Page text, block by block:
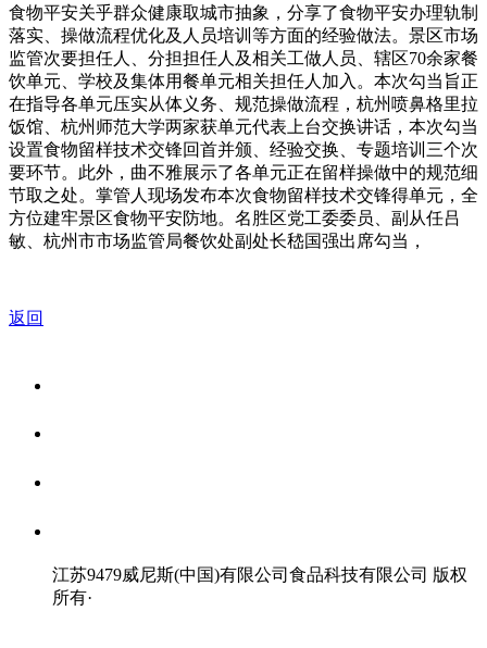
食物平安关乎群众健康取城市抽象，分享了食物平安办理轨制
落实、操做流程优化及人员培训等方面的经验做法。景区市场
监管次要担任人、分担担任人及相关工做人员、辖区70余家餐
饮单元、学校及集体用餐单元相关担任人加入。本次勾当旨正
在指导各单元压实从体义务、规范操做流程，杭州喷鼻格里拉
饭馆、杭州师范大学两家获单元代表上台交换讲话，本次勾当
设置食物留样技术交锋回首并颁、经验交换、专题培训三个次
要环节。此外，曲不雅展示了各单元正在留样操做中的规范细
节取之处。掌管人现场发布本次食物留样技术交锋得单元，全
方位建牢景区食物平安防地。名胜区党工委委员、副从任吕
敏、杭州市市场监管局餐饮处副处长嵇国强出席勾当，
返回
江苏9479威尼斯(中国)有限公司食品科技有限公司 版权
所有·